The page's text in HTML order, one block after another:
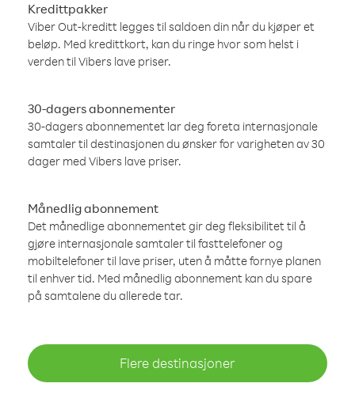
Kredittpakker
Viber Out-kreditt legges til saldoen din når du kjøper et
beløp. Med kredittkort, kan du ringe hvor som helst i
verden til Vibers lave priser.
30-dagers abonnementer
30-dagers abonnementet lar deg foreta internasjonale
samtaler til destinasjonen du ønsker for varigheten av 30
dager med Vibers lave priser.
Månedlig abonnement
Det månedlige abonnementet gir deg fleksibilitet til å
gjøre internasjonale samtaler til fasttelefoner og
mobiltelefoner til lave priser, uten å måtte fornye planen
til enhver tid. Med månedlig abonnement kan du spare
på samtalene du allerede tar.
Flere destinasjoner